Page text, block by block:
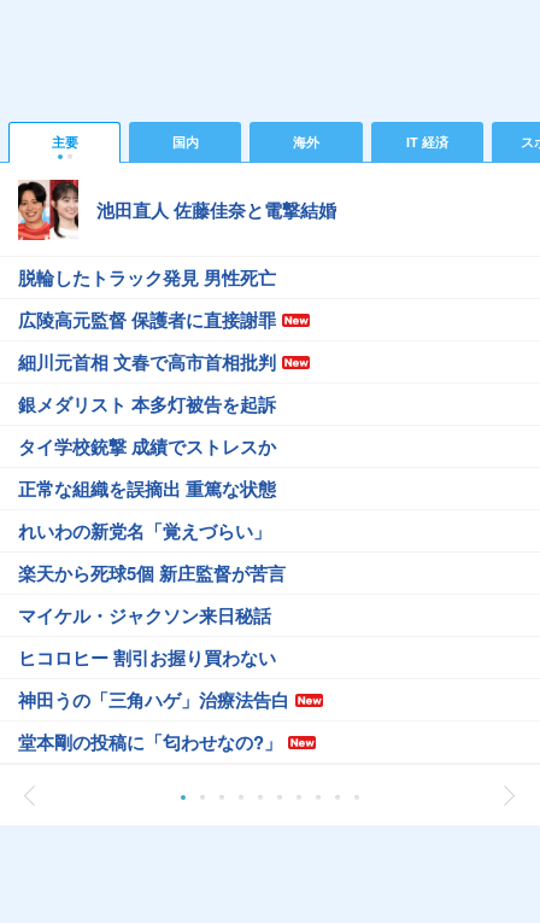
主要 国内 海外 IT 経済 ス
池田直人 佐藤佳奈と電撃結婚
脱輪したトラック発見 男性死亡
広陵高元監督 保護者に直接謝罪
細川元首相 文春で高市首相批判
銀メダリスト 本多灯被告を起訴
タイ学校銃撃 成績でストレスか
正常な組織を誤摘出 重篤な状態
れいわの新党名「覚えづらい」
楽天から死球5個 新庄監督が苦言
マイケル・ジャクソン来日秘話
ヒコロヒー 割引お握り買わない
神田うの「三角ハゲ」治療法告白
堂本剛の投稿に「匂わせなの?」